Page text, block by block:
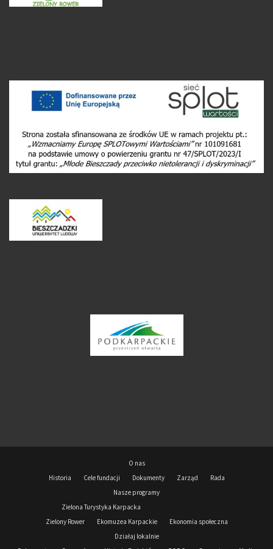
O nas
Historia
Cele fundacji Dokumenty Zarząd
Rada
Nasze programy
Zielona Turystyka Karpacka
Zielony Rower
Ekomuzea Karpackie
Ekonomia społeczna
Działaj lokalnie